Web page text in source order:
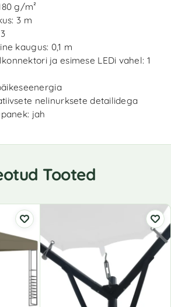
g/m²
3 m
kaugus: 0,1 m
ja esimese LEDi vahel: 1
nelinurksete detailidega
jah
Tooted